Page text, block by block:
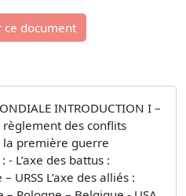
ce document
INTRODUCTION I –
règlement des conﬂits
première guerre
L’axe des battus :
URSS L’axe des alliés :